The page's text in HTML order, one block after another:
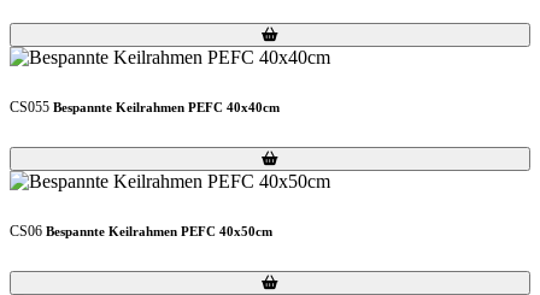
Loading...
Loading...
CS055 Bespannte Keilrahmen PEFC 40x40cm
Loading...
Loading...
CS06 Bespannte Keilrahmen PEFC 40x50cm
Loading...
Loading...